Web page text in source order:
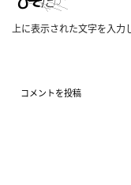
上に表示された文字を入力